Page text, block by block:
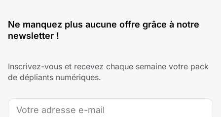
Ne manquez plus aucune offre grâce à notre
newsletter !
Inscrivez-vous et recevez chaque semaine votre pack
de dépliants numériques.